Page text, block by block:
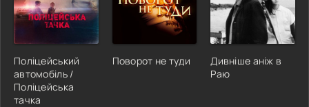
Поліцейський
автомобіль /
Поліцейська
тачка
Поворот не туди
Дивніше аніж в
Раю